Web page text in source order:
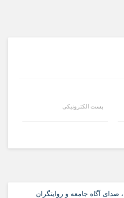
پست الکترونیکی
صدای آگاه جامعه و روایتگران